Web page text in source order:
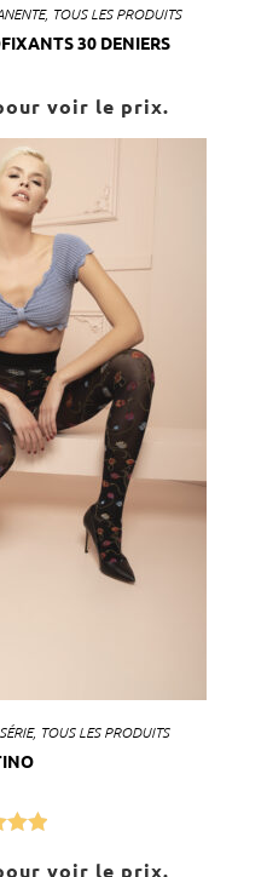
, TOUS LES PRODUITS
30 DENIERS
voir le prix.
, TOUS LES PRODUITS
voir le prix.